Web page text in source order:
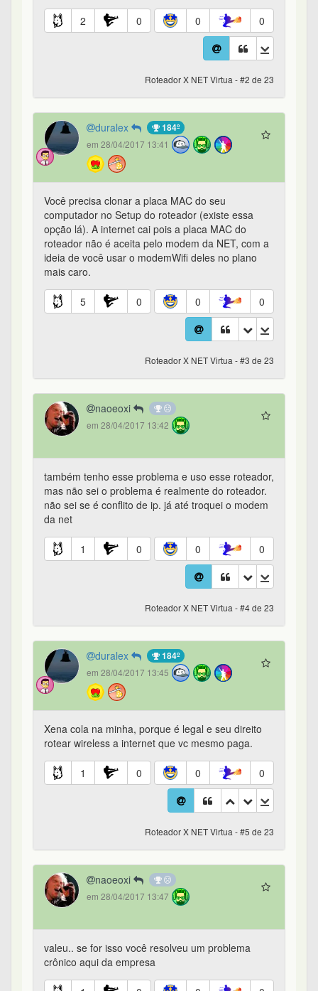
2 0 0 0
Roteador X NET Virtua - #2 de 23
duralex 184º
em 28/04/2017 13:41
Você precisa clonar a placa MAC do seu
computador no Setup do roteador (existe essa
opção lá). A internet cai pois a placa MAC do
roteador não é aceita pelo modem da NET, com a
ideia de você usar o modemWifi deles no plano
mais caro.
5 0 0 0
Roteador X NET Virtua - #3 de 23
naoeoxi
em 28/04/2017 13:42
também tenho esse problema e uso esse roteador,
mas não sei o problema é realmente do roteador.
não sei se é conflito de ip. já até troquei o modem
da net
1 0 0 0
Roteador X NET Virtua - #4 de 23
duralex 184º
em 28/04/2017 13:45
Xena cola na minha, porque é legal e seu direito
rotear wireless a internet que vc mesmo paga.
1 0 0 0
Roteador X NET Virtua - #5 de 23
naoeoxi
em 28/04/2017 13:47
valeu.. se for isso você resolveu um problema
crônico aqui da empresa